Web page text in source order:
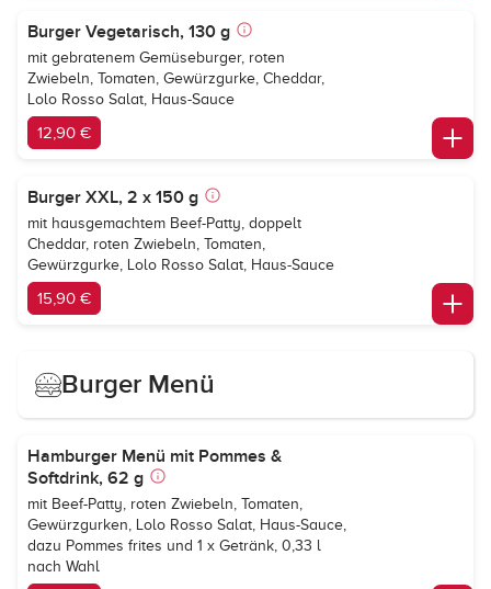
Burger Vegetarisch, 130 g
mit gebratenem Gemüseburger, roten
Zwiebeln, Tomaten, Gewürzgurke, Cheddar,
Lolo Rosso Salat, Haus-Sauce
12,90 €
Burger XXL, 2 x 150 g
mit hausgemachtem Beef-Patty, doppelt
Cheddar, roten Zwiebeln, Tomaten,
Gewürzgurke, Lolo Rosso Salat, Haus-Sauce
15,90 €
Burger Menü
Hamburger Menü mit Pommes &
Softdrink, 62 g
mit Beef-Patty, roten Zwiebeln, Tomaten,
Gewürzgurken, Lolo Rosso Salat, Haus-Sauce,
dazu Pommes frites und 1 x Getränk, 0,33 l
nach Wahl